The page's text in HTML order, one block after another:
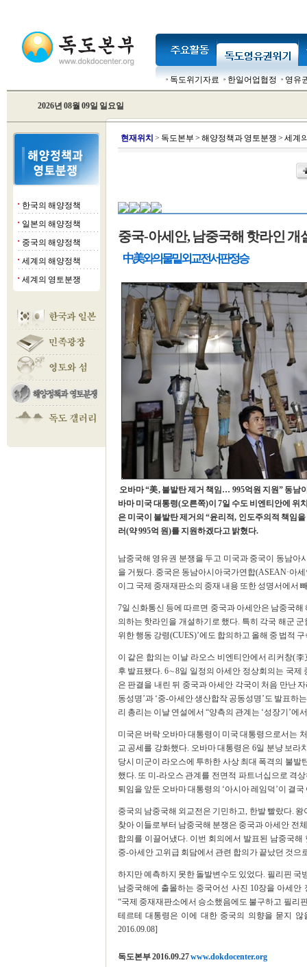
독도위기자료 한일어업협정 영유
2026년 08월 09일 일요일
■ 한국의 해양정책
■ 일본의 해양정책
■ 중국의 해양정책
■ 세계의 해양정책
■ 세계의 영토분쟁
현재위치 > 독도본부 > 해양정책과 영토분쟁 > 세계
중국-아세안, 남중국해 핫라인 개
中, 美와의 물밑 외교전서 판정승
오바마 “美, 불발탄 제거 책임… 995억원 지원” 동
바마 미국 대통령(오른쪽)이 7일 수도 비엔티안에 위
은 미국이 불발탄 제거의 “윤리적, 인도주의적 책임
러(약 995억 원)를 지원하겠다고 밝혔다.
남중국해 영유권 분쟁을 두고 미국과 중국이 동남아
을 거뒀다. 중국은 동남아시아국가연합(ASEAN·아
이그 국제 중재재판소의 중재 내용 또한 성명서에서
7일 신화통신 등에 따르면 중국과 아세안은 남중국
의하는 핫라인을 개설하기로 했다. 특히 각국 해군
위한 행동 강령(CUES)’에도 합의하고 올해 중 법적
이 같은 합의는 이날 라오스 비엔티안에서 리커창(
후 발표됐다. 6∼8일 일정의 아세안 정상회의는 국제
은 판결을 내린 뒤 중국과 아세안 각국이 처음 만난
동성명’과 ‘중-아세안 생산합작 공동성명’도 발표하
리 총리는 이날 연설에서 “양측의 관계는 ‘성장기’에
미국은 버락 오바마 대통령이 미국 대통령으로서는
교 공세를 강화했다. 오바마 대통령은 6일 분냥 보
당시 미군이 라오스에 투하한 사상 최대 폭격의 불발
했다. 또 미-라오스 관계를 전면적 파트너십으로 격
퇴임을 앞둔 오바마 대통령의 ‘아시아 레임덕’이 결
중국의 남중국해 외교전은 기민하고, 한발 빨랐다.
찾아 이들로부터 남중국해 분쟁은 중국과 아세안 전
합의를 이끌어냈다. 이번 회의에서 발표된 남중국
중-아세안 고위급 회담에서 관련 합의가 끝났던 것으
하지만 예측하지 못한 돌발변수도 있었다. 필리핀 국
남중국해에 출몰하는 중국어선 사진 10장을 아세
“국제 중재재판소에서 승소했음에도 불구하고 필리
테르테 대통령은 이에 대한 중국의 의향을 묻지
2016.09.08]
독도본부 2016.09.27www.dokdocenter.org